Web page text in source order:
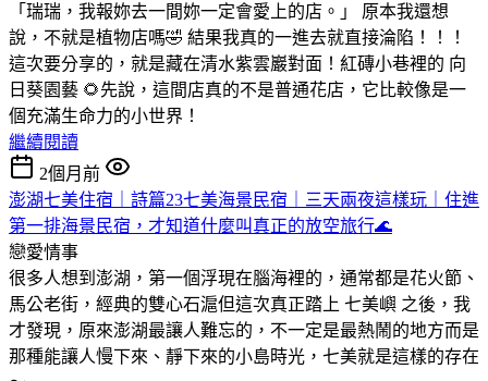
「瑞瑞，我報妳去一間妳一定會愛上的店。」 原本我還想
說，不就是植物店嗎🤣 結果我真的一進去就直接淪陷！！！
這次要分享的，就是藏在清水紫雲巖對面！紅磚小巷裡的 向
日葵園藝 🌻先說，這間店真的不是普通花店，它比較像是一
個充滿生命力的小世界！
繼續閱讀
2個月前
澎湖七美住宿｜詩篇23七美海景民宿｜三天兩夜這樣玩｜住進
第一排海景民宿，才知道什麼叫真正的放空旅行🌊
戀愛情事
很多人想到澎湖，第一個浮現在腦海裡的，通常都是花火節、
馬公老街，經典的雙心石滬但這次真正踏上 七美嶼 之後，我
才發現，原來澎湖最讓人難忘的，不一定是最熱鬧的地方而是
那種能讓人慢下來、靜下來的小島時光，七美就是這樣的存在